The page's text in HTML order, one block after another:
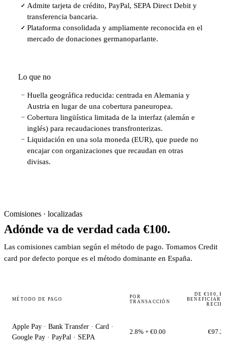
✓ Admite tarjeta de crédito, PayPal, SEPA Direct Debit y
transferencia bancaria.
✓ Plataforma consolidada y ampliamente reconocida en el
mercado de donaciones germanoparlante.
Lo que no
− Huella geográfica reducida: centrada en Alemania y
Austria en lugar de una cobertura paneuropea.
− Cobertura lingüística limitada de la interfaz (alemán e
inglés) para recaudaciones transfronterizas.
− Liquidación en una sola moneda (EUR), que puede no
encajar con organizaciones que recaudan en otras
divisas.
Comisiones · localizadas
Adónde va de verdad cada €100.
Las comisiones cambian según el método de pago. Tomamos Credit
card por defecto porque es el método dominante en España.
MÉTODO DE PAGO
POR
TRANSACCIÓN
DE €100,
Apple Pay · Bank Transfer · Card ·
Google Pay · PayPal · SEPA
2.8% + €0.00